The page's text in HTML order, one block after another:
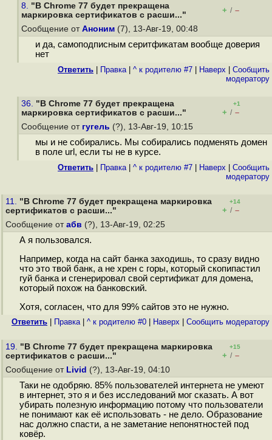
8. "В Chrome 77 будет прекращена
маркировка сертификатов с расши..."
+ / –
Сообщение от Аноним (7), 13-Авг-19, 00:48
и да, самоподписным серитфикатам вообще доверия
нет
Ответить Правка| ^ к родителю #7 Наверх
Cообщить
модератору
36. "В Chrome 77 будет прекращена
маркировка сертификатов с расши..."
+1
+ / –
Сообщение от гугель (?), 13-Авг-19, 10:15
мы и не собирались. Мы собирались подменять домен
в поле url, если ты не в курсе.
Ответить Правка| ^ к родителю #7 Наверх
Cообщить
модератору
11. "В Chrome 77 будет прекращена маркировка
сертификатов с расши..."
+14
+ / –
Сообщение от абв (?), 13-Авг-19, 02:25
А я пользовался.
Например, когда на сайт банка заходишь, то сразу видно
что это твой банк, а не хрен с горы, который скопипастил
гуй банка и сгенерировал свой сертификат для домена,
который похож на банковский.
Хотя, согласен, что для 99% сайтов это не нужно.
Ответить Правка| ^ к родителю #0 Наверх Cообщить модератору
19. "В Chrome 77 будет прекращена маркировка
сертификатов с расши..."
+15
+ / –
Сообщение от Livid (?), 13-Авг-19, 04:10
Таки не одобряю. 85% пользователей интернета не умеют
в интернет, это я и без исследований мог сказать. А вот
убирать полезную информацию потому что пользователи
не понимают как её использовать - не дело. Образование
нас должно спасти, а не заметание непонятностей под
ковёр.